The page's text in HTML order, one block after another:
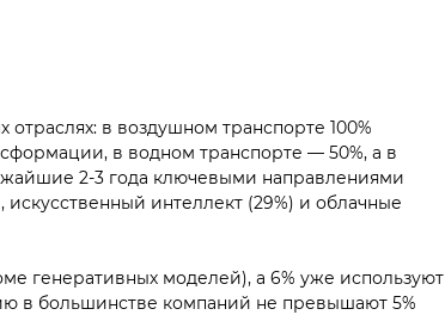
в воздушном транспорте 100%
в водном транспорте — 50%, а в
2-3 года ключевыми направлениями
интеллект (29%) и облачные
генеративных моделей), а 6% уже используют
в большинстве компаний не превышают 5%